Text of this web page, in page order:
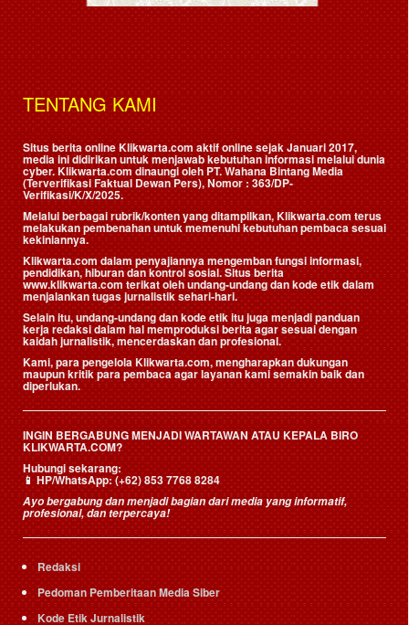
TENTANG KAMI
Situs berita online Klikwarta.com aktif online sejak Januari 2017,
media ini didirikan untuk menjawab kebutuhan informasi melalui dunia
cyber. Klikwarta.com dinaungi oleh PT. Wahana Bintang Media
(Terverifikasi Faktual Dewan Pers), Nomor : 363/DP-
Verifikasi/K/X/2025.
Melalui berbagai rubrik/konten yang ditampilkan, Klikwarta.com terus
melakukan pembenahan untuk memenuhi kebutuhan pembaca sesuai
kekiniannya.
Klikwarta.com dalam penyajiannya mengemban fungsi informasi,
pendidikan, hiburan dan kontrol sosial. Situs berita
www.klikwarta.com terikat oleh undang-undang dan kode etik dalam
menjalankan tugas jurnalistik sehari-hari.
Selain itu, undang-undang dan kode etik itu juga menjadi panduan
kerja redaksi dalam hal memproduksi berita agar sesuai dengan
kaidah jurnalistik, mencerdaskan dan profesional.
Kami, para pengelola Klikwarta.com, mengharapkan dukungan
maupun kritik para pembaca agar layanan kami semakin baik dan
diperlukan.
INGIN BERGABUNG MENJADI WARTAWAN ATAU KEPALA BIRO
KLIKWARTA.COM?
Hubungi sekarang:
📱HP/WhatsApp:(+62) 853 7768 8284
Ayo bergabung dan menjadi bagian dari media yang informatif,
profesional, dan terpercaya!
Redaksi
Pedoman Pemberitaan Media Siber
Kode Etik Jurnalistik